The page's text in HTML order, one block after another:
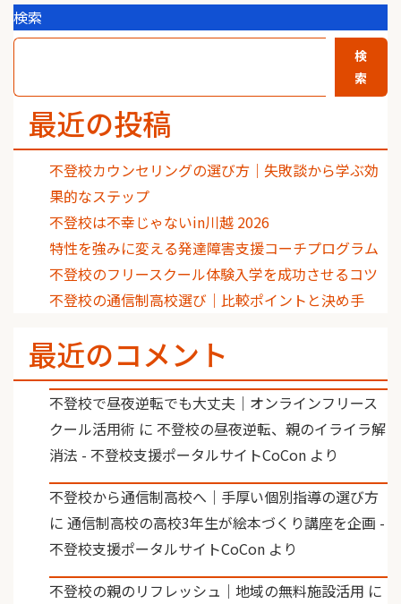
検索
検
索
最近の投稿
不登校カウンセリングの選び方｜失敗談から学ぶ効
果的なステップ
不登校は不幸じゃないin川越 2026
特性を強みに変える発達障害支援コーチプログラム
不登校のフリースクール体験入学を成功させるコツ
不登校の通信制高校選び｜比較ポイントと決め手
最近のコメント
不登校で昼夜逆転でも大丈夫｜オンラインフリース
クール活用術 に 不登校の昼夜逆転、親のイライラ解
消法 - 不登校支援ポータルサイトCoCon より
不登校から通信制高校へ｜手厚い個別指導の選び方
に 通信制高校の高校3年生が絵本づくり講座を企画 -
不登校支援ポータルサイトCoCon より
不登校の親のリフレッシュ｜地域の無料施設活用 に